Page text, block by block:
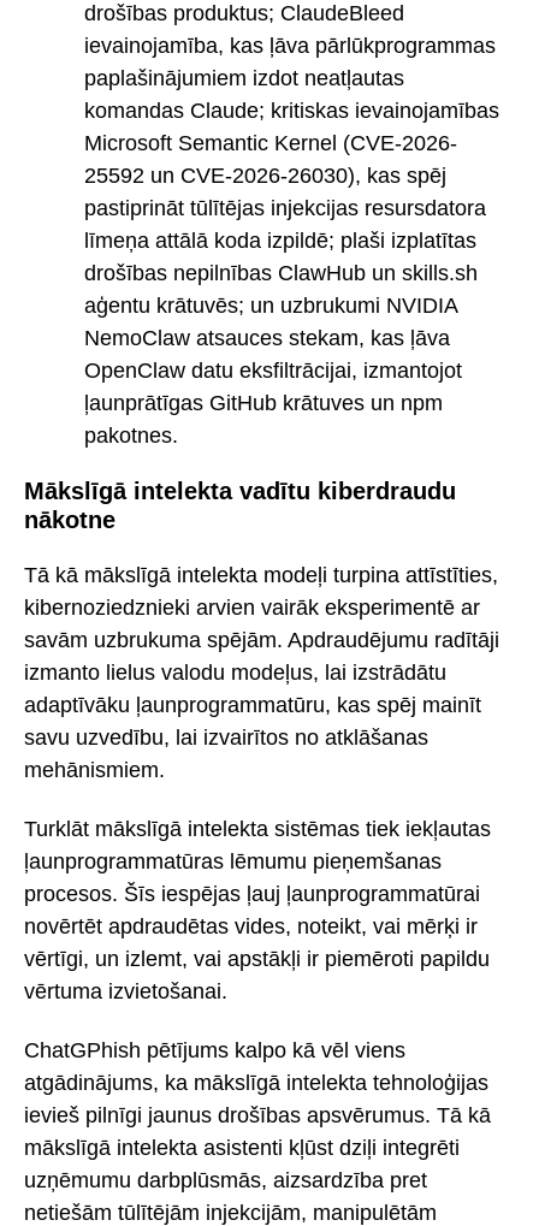
drošības produktus; ClaudeBleed
ievainojamība, kas ļāva pārlūkprogrammas
paplašinājumiem izdot neatļautas
komandas Claude; kritiskas ievainojamības
Microsoft Semantic Kernel (CVE-2026-
25592 un CVE-2026-26030), kas spēj
pastiprināt tūlītējas injekcijas resursdatora
līmeņa attālā koda izpildē; plaši izplatītas
drošības nepilnības ClawHub un skills.sh
aģentu krātuvēs; un uzbrukumi NVIDIA
NemoClaw atsauces stekam, kas ļāva
OpenClaw datu eksfiltrācijai, izmantojot
ļaunprātīgas GitHub krātuves un npm
pakotnes.
Mākslīgā intelekta vadītu kiberdraudu
nākotne
Tā kā mākslīgā intelekta modeļi turpina attīstīties,
kibernoziedznieki arvien vairāk eksperimentē ar
savām uzbrukuma spējām. Apdraudējumu radītāji
izmanto lielus valodu modeļus, lai izstrādātu
adaptīvāku ļaunprogrammatūru, kas spēj mainīt
savu uzvedību, lai izvairītos no atklāšanas
mehānismiem.
Turklāt mākslīgā intelekta sistēmas tiek iekļautas
ļaunprogrammatūras lēmumu pieņemšanas
procesos. Šīs iespējas ļauj ļaunprogrammatūrai
novērtēt apdraudētas vides, noteikt, vai mērķi ir
vērtīgi, un izlemt, vai apstākļi ir piemēroti papildu
vērtuma izvietošanai.
ChatGPhish pētījums kalpo kā vēl viens
atgādinājums, ka mākslīgā intelekta tehnoloģijas
ievieš pilnīgi jaunus drošības apsvērumus. Tā kā
mākslīgā intelekta asistenti kļūst dziļi integrēti
uzņēmumu darbplūsmās, aizsardzība pret
netiešām tūlītējām injekcijām, manipulētām